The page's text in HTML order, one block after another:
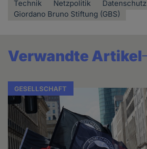
Technik Netzpolitik Datenschutz
Giordano Bruno Stiftung (GBS)
Verwandte Artikel
GESELLSCHAFT